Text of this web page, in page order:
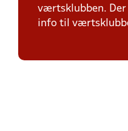
værtsklubben.
info til